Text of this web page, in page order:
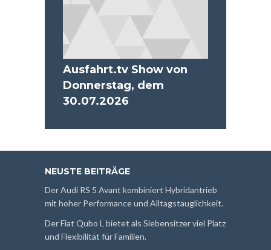
Ausfahrt.tv Show von
Donnerstag, dem
30.07.2026
NEUSTE BEITRÄGE
Der Audi RS 5 Avant kombiniert Hybridantrieb
mit hoher Performance und Alltagstauglichkeit.
Der Fiat Qubo L bietet als Siebensitzer viel Platz
und Flexibilität für Familien.